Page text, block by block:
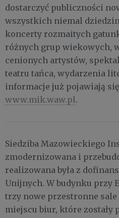
dostarczyć publiczności
wszystkich niemal
koncerty rozmaitych
różnych grup wiekowych,
cenionych artystów,
teatru tańca, wydarzenia
informacje już pojawiają
www.mik.waw.pl.
Siedziba Mazowieckiego
zmodernizowana i
realizowana była z
Unijnych. W budynku przy
trzy nowe przestronne sale
miejscu biur, które zostały